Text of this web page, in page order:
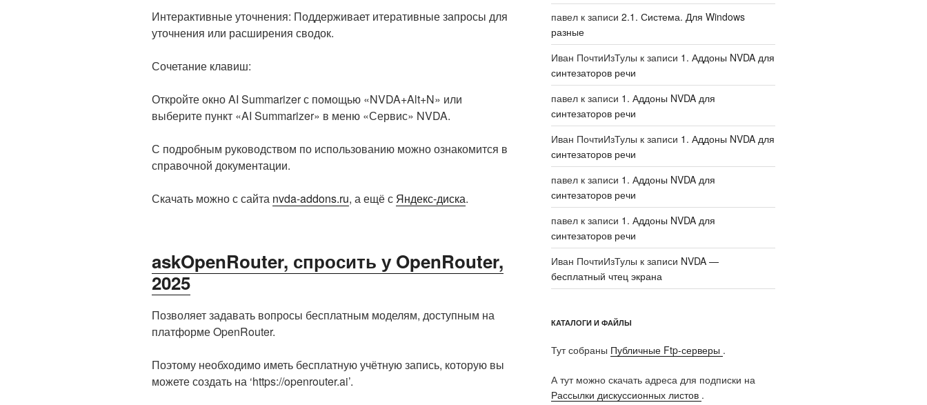
Интерактивные уточнения: Поддерживает итеративные запросы для
уточнения или расширения сводок.
Сочетание клавиш:
Откройте окно AI Summarizer с помощью «NVDA+Alt+N» или
выберите пункт «AI Summarizer» в меню «Сервис» NVDA.
С подробным руководством по использованию можно ознакомится в
справочной документации.
Скачать можно с сайта nvda-addons.ru, а ещё с Яндекс-диска.
askOpenRouter, спросить у OpenRouter,
2025
Позволяет задавать вопросы бесплатным моделям, доступным на
платформе OpenRouter.
Поэтому необходимо иметь бесплатную учётную запись, которую вы
можете создать на ‘https://openrouter.ai’.
павелк записи 2.1. Система. Для Windows
разные
Иван ПочтиИзТулы к записи 1. Аддоны NVDA для
синтезаторов речи
павелк записи 1. Аддоны NVDA для
синтезаторов речи
Иван ПочтиИзТулы к записи 1. Аддоны NVDA для
синтезаторов речи
павелк записи 1. Аддоны NVDA для
синтезаторов речи
павелк записи 1. Аддоны NVDA для
синтезаторов речи
Иван ПочтиИзТулы к записи NVDA —
бесплатный чтец экрана
КАТАЛОГИ И ФАЙЛЫ
Тут собраны Публичные Ftp-серверы .
А тут можно скачать адреса для подписки на
Рассылки дискуссионных листов .